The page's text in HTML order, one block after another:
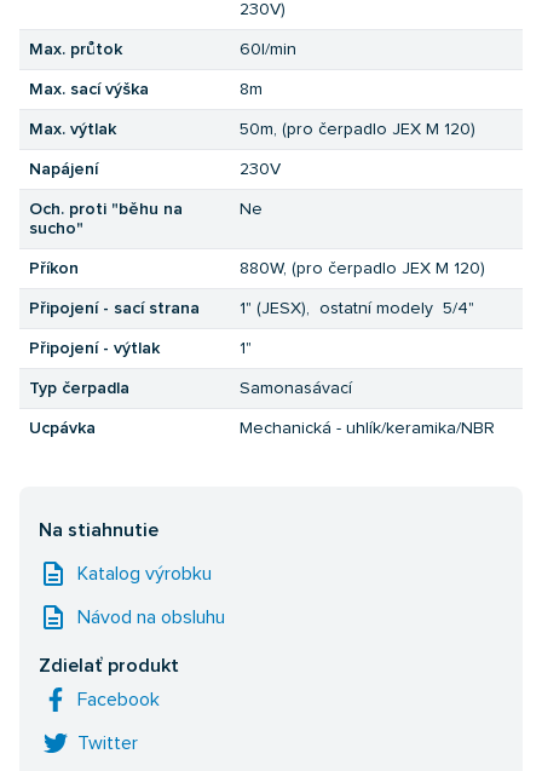
230V)
Max. průtok 60l/min
Max. sací výška 8m
Max. výtlak 50m, (pro čerpadlo JEX M 120)
Napájení 230V
Och. proti "běhu na
sucho"
Ne
Příkon 880W, (pro čerpadlo JEX M 120)
Připojení - sací strana 1" (JESX), ostatní modely 5/4"
Připojení - výtlak 1"
Typ čerpadla Samonasávací
Ucpávka Mechanická - uhlík/keramika/NBR
Na stiahnutie
description Katalog výrobku
description Návod na obsluhu
Zdielať produkt
Facebook
Twitter